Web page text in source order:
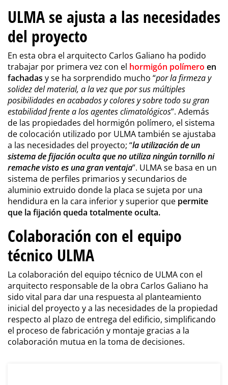
ULMA se ajusta a las necesidades
del proyecto
En esta obra el arquitecto Carlos Galiano ha podido
trabajar por primera vez con el hormigón polímero en
fachadas y se ha sorprendido mucho “por la firmeza y
solidez del material, a la vez que por sus múltiples
posibilidades en acabados y colores y sobre todo su gran
estabilidad frente a los agentes climatológicos”. Además
de las propiedades del hormigón polímero, el sistema
de colocación utilizado por ULMA también se ajustaba
a las necesidades del proyecto; “la utilización de un
sistema de fijación oculta que no utiliza ningún tornillo ni
remache visto es una gran ventaja”. ULMA se basa en un
sistema de perfiles primarios y secundarios de
aluminio extruido donde la placa se sujeta por una
hendidura en la cara inferior y superior que permite
que la fijación queda totalmente oculta.
Colaboración con el equipo
técnico ULMA
La colaboración del equipo técnico de ULMA con el
arquitecto responsable de la obra Carlos Galiano ha
sido vital para dar una respuesta al planteamiento
inicial del proyecto y a las necesidades de la propiedad
respecto al plazo de entrega del edificio, simplificando
el proceso de fabricación y montaje gracias a la
colaboración mutua en la toma de decisiones.